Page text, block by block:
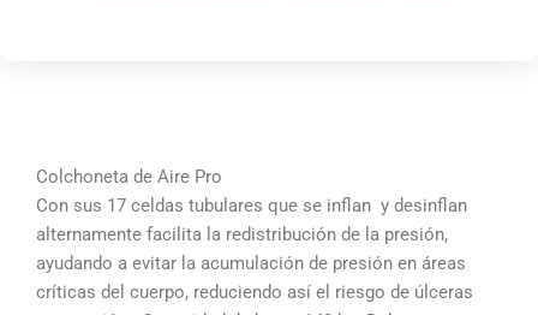
Colchoneta de Aire Pro
Con sus 17 celdas tubulares que se inflan y desinflan
alternamente facilita la redistribución de la presión,
ayudando a evitar la acumulación de presión en áreas
críticas del cuerpo, reduciendo así el riesgo de úlceras